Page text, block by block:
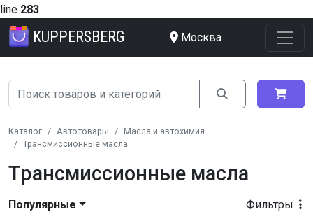
line 283
KUPPERSBERG Москва
Каталог Автотовары
Масла и автохимия
Трансмиссионные масла
Трансмиссионные масла
Фильтры
Популярные